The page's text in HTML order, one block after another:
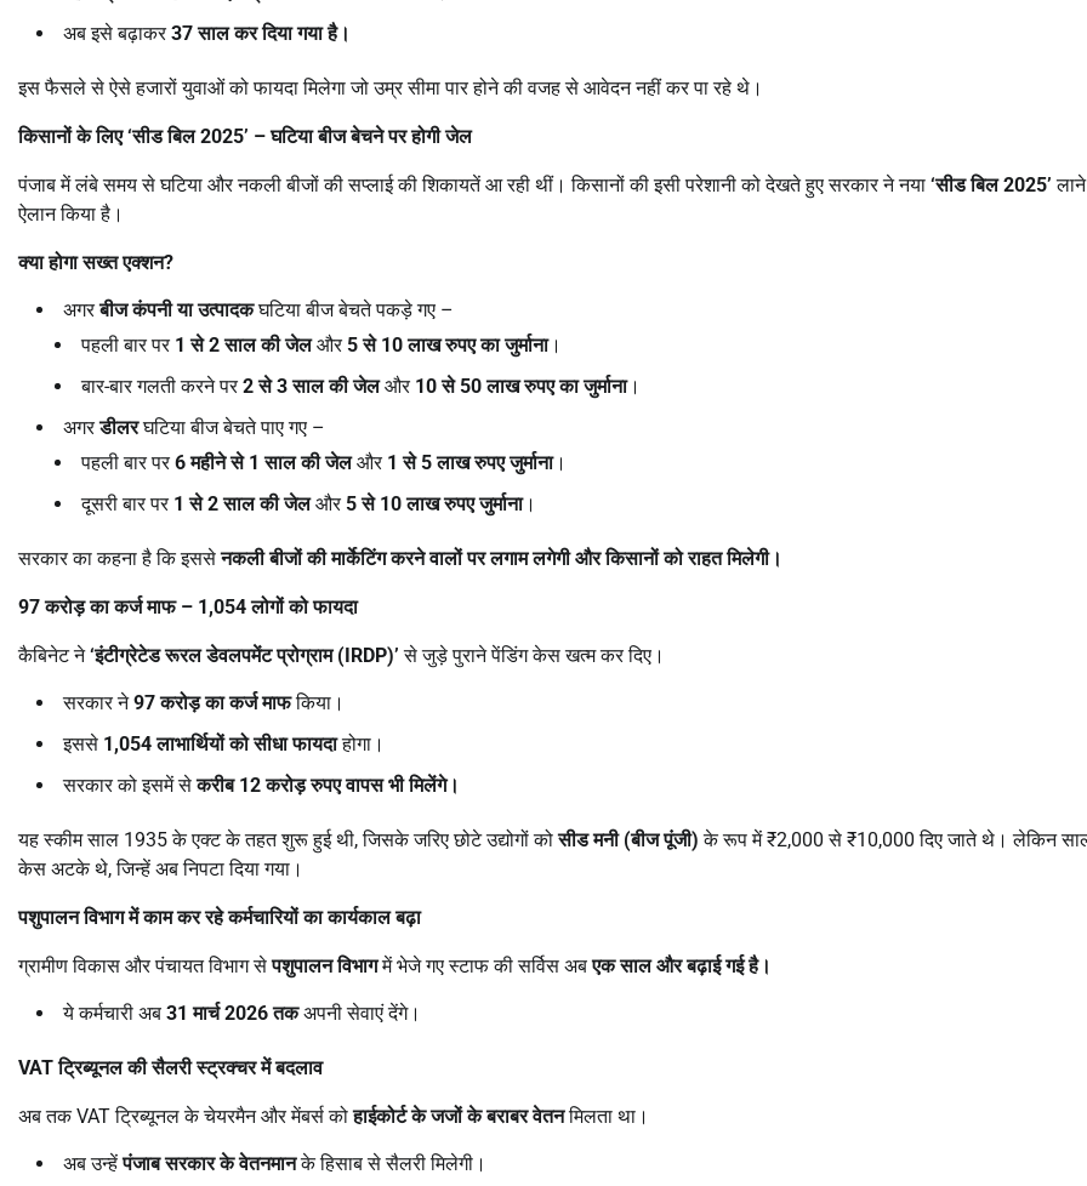
अब इसे बढ़ाकर37साल कर दिया गया है।
इस फैसले से ऐसे हजारों युवाओं को फायदा मिलेगा जो उम्र सीमा पार होने की वजह से आवेदन नहीं कर पा रहे थे।
किसानों के लिए‘सीड बिल2025’ –घटिया बीज बेचने पर होगी जेल
पंजाब में लंबे समय से घटिया और नकली बीजों की सप्लाई की शिकायतें आ रही थीं। किसानों की इसी परेशानी को देखते हुए सरकार ने नया ‘सीड बिल2025’
ऐलान किया है।
क्या होगा सख्त एक्शन?
अगरबीज कंपनी या उत्पादकघटिया बीज बेचते पकड़े गए –
पहली बार पर 1से2साल की जेलऔर5से 10लाख रुपए का जुर्माना।
बार-बार गलती करने पर2से3साल की जेलऔर 10से50लाख रुपए का जुर्माना।
अगरडीलरघटिया बीज बेचते पाए गए –
पहली बार पर6महीने से 1साल की जेलऔर 1से5लाख रुपए जुर्माना।
दूसरी बार पर 1से2साल की जेलऔर5से 10लाख रुपए जुर्माना।
सरकार का कहना है कि इससेनकली बीजों की मार्केटिंग करने वालों पर लगाम लगेगी और किसानों को राहत मिलेगी।
97करोड़ का कर्ज माफ – 1,054लोगों को फायदा
कैबिनेट ने‘इंटीग्रेटेड रूरल डेवलपमेंट प्रोग्राम (IRDP)’ से जुड़े पुराने पेंडिंग केस खत्म कर दिए।
सरकार ने97करोड़ का कर्ज माफकिया।
इससे 1,054लाभार्थियों को सीधा फायदाहोगा।
सरकार को इसमें सेकरीब 12करोड़ रुपए वापस भी मिलेंगे।
यह स्कीम साल 1935 के एक्ट के तहत शुरू हुई थी, जिसके जरिए छोटे उद्योगों कोसीड मनी (बीज पूंजी) के रूप में ₹2,000 से ₹10,000 दिए जाते थे। लेकिन
केस अटके थे, जिन्हें अब निपटा दिया गया।
पशुपालन विभाग में काम कर रहे कर्मचारियों का कार्यकाल बढ़ा
ग्रामीण विकास और पंचायत विभाग सेपशुपालन विभागमें भेजे गए स्टाफ की सर्विस अबएक साल और बढ़ाई गई है।
ये कर्मचारी अब 31मार्च2026तकअपनी सेवाएं देंगे।
VATट्रिब्यूनल की सैलरी स्ट्रक्चर में बदलाव
अब तक VAT ट्रिब्यूनल के चेयरमैन और मेंबर्स कोहाईकोर्ट के जजों के बराबर वेतनमिलता था।
अब उन्हेंपंजाब सरकार के वेतनमानके हिसाब से सैलरी मिलेगी।